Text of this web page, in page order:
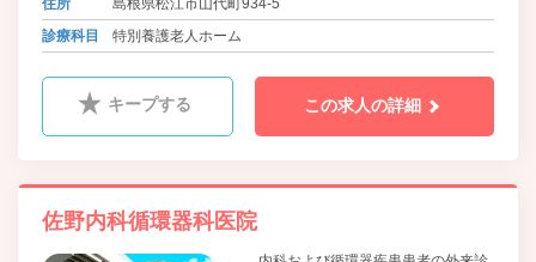
住所
島根県松江市山代町934-5
診療科目
特別養護老人ホーム
キープする この求人の詳細
佐野内科循環器科医院